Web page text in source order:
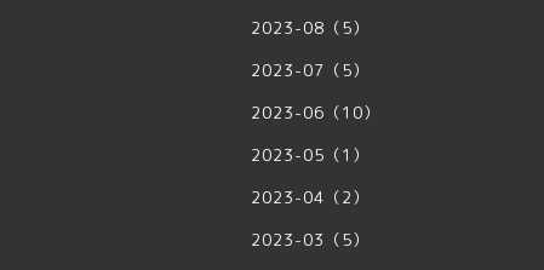
2023-08（5）
2023-07（5）
2023-06（10）
2023-05（1）
2023-04（2）
2023-03（5）